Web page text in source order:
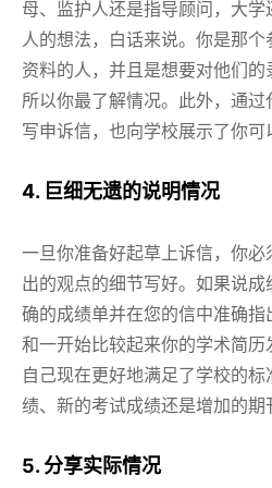
母、监护人还是指导顾问，大
人的想法，白话来说。你是那
资料的人，并且是想要对他们的
所以你最了解情况。此外，通
写申诉信，也向学校展示了你可
4. 巨细无遗的说明情况
一旦你准备好起草上诉信，你
出的观点的细节写好。如果说
确的成绩单并在您的信中准确
和一开始比较起来你的学术简
自己现在更好地满足了学校的
绩、新的考试成绩还是增加的期
5. 分享实际情况